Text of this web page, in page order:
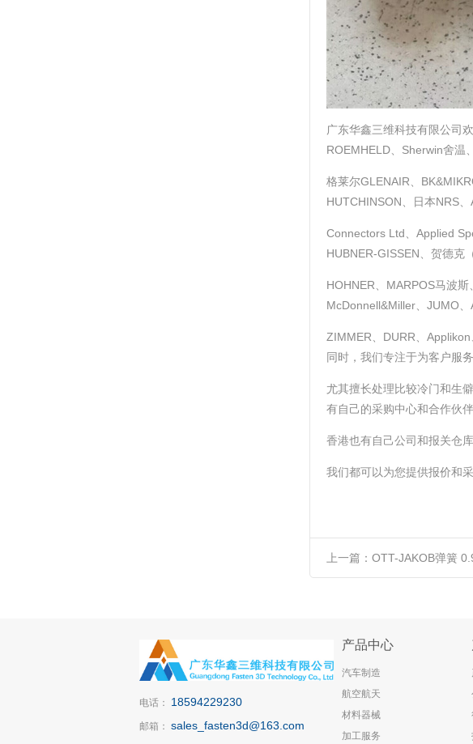
广东华鑫三维科技有限公司
ROEMHELD、Sherwin舍温
格莱尔GLENAIR、
HUTCHINSON、日本NRS、
Connectors Ltd、Applied
HUBNER-GISSEN、贺德克
HOHNER、MARPOS马波
McDonnell&Miller、JUMO、
ZIMMER、DURR、
同时，我们专注于为客户服务
尤其擅长处理比较冷门和生
有自己的采购中心和合作伙伴
香港也有自己公司和报关仓
我们都可以为您提供报价和
上一篇： OTT-JAKOB弹簧
电话： 18594229230
邮箱： sales_fasten3d@163.com
产品中心
汽车制造
航空航天
材料器械
加工服务